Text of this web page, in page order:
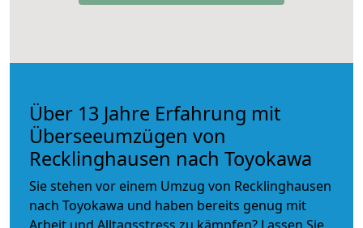
Über 13 Jahre Erfahrung mit
Überseeumzügen von
Recklinghausen nach Toyokawa
Sie stehen vor einem Umzug von Recklinghausen
nach Toyokawa und haben bereits genug mit